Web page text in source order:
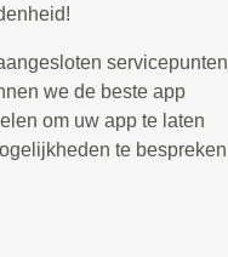
servicepunten
we de beste app
om uw app te laten
te bespreken